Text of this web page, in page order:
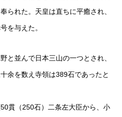
られた。天皇は直ちに平癒され、
を与えた。
と並んで日本三山の一つとされ、
余を数え寺領は389石であったと
貫（250石）二条左大臣から、小